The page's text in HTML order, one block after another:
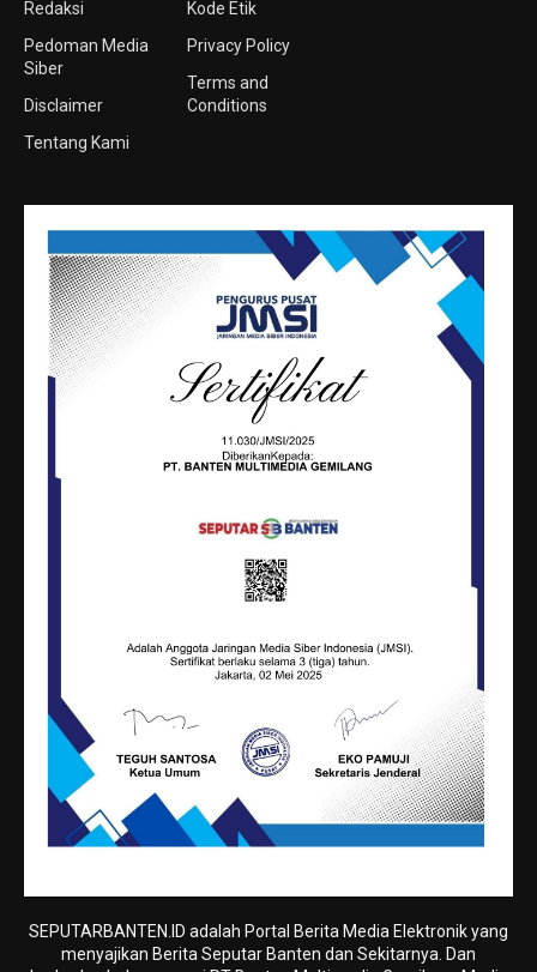
Redaksi
Pedoman Media
Siber
Disclaimer
Tentang Kami
Kode Etik
Privacy Policy
Terms and
Conditions
SEPUTARBANTEN.ID adalah Portal Berita Media Elektronik yang
menyajikan Berita Seputar Banten dan Sekitarnya. Dan